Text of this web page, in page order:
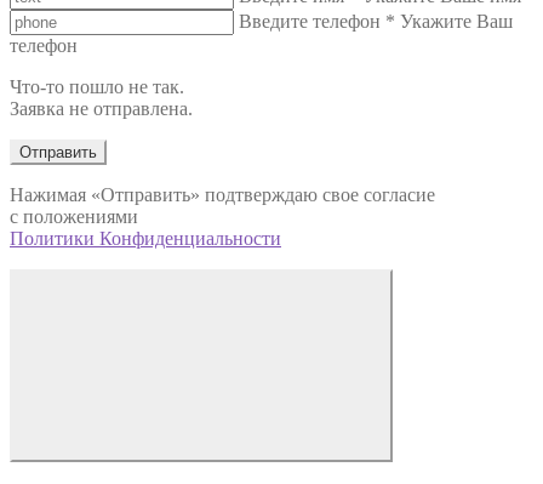
Введите телефон * Укажите Ваш
телефон
Что-то пошло не так.
Заявка не отправлена.
Отправить
Нажимая «Отправить» подтверждаю свое согласие
с положениями
Политики Конфиденциальности